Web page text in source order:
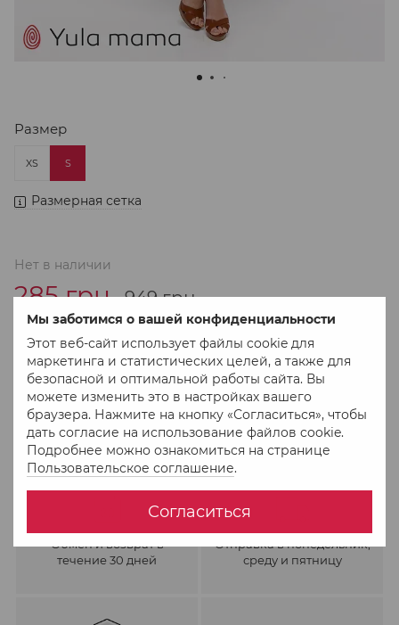
Мы заботимся о вашей конфиденциальности
Этот веб-сайт использует файлы cookie для
маркетинга и статистических целей, а также для
безопасной и оптимальной работы сайта. Вы
можете изменить это в настройках вашего
браузера. Нажмите на кнопку «Согласиться», чтобы
дать согласие на использование файлов cookie.
Подробнее можно ознакомиться на странице
Пользовательское соглашение.
Согласиться
Размер
XS S
Размерная сетка
Нет в наличии
285 грн 949 грн
В избранное К сравнению
Обмен и возврат в
течение 30 дней
Отправка в понедельник,
среду и пятницу